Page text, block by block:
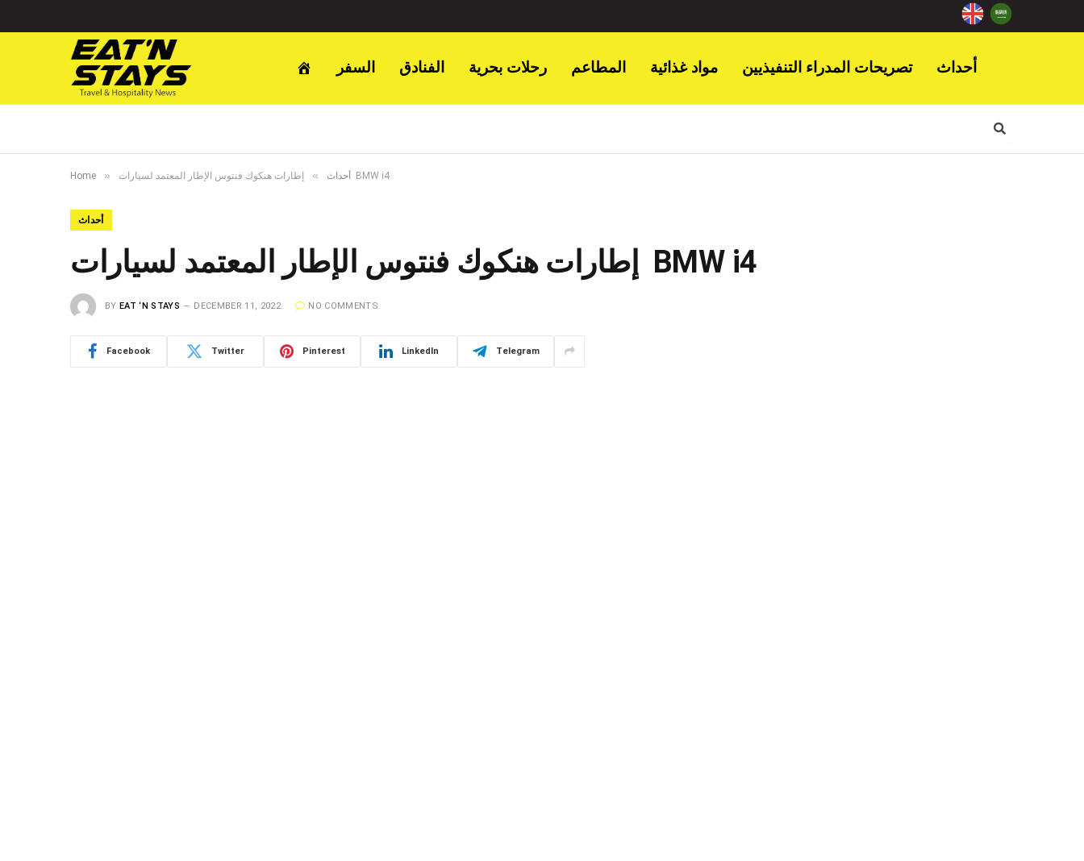
السفر الفنادق رحلات بحرية المطاعم مواد غذائية تصريحات المدراء التنفيذيين أحداث
Home » أحداث » إطارات هنكوك فنتوس الإطار المعتمد لسيارات BMW i4
أحداث
إطارات هنكوك فنتوس الإطار المعتمد لسيارات BMW i4
BY EAT ‘N STAYS DECEMBER 11, 2022 NO COMMENTS
Facebook Twitter Pinterest LinkedIn Telegram